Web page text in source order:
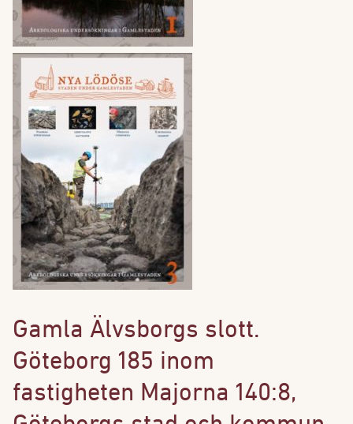
Gamla Älvsborgs slott.
Göteborg 185 inom
fastigheten Majorna 140:8,